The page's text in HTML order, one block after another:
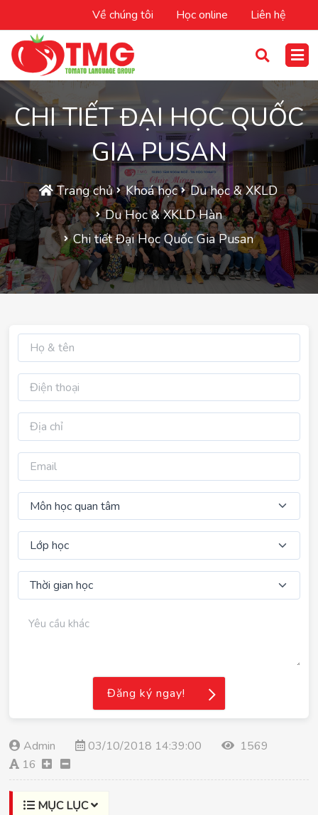
Về chúng tôi Học online Liên hệ
CHI TIẾT ĐẠI HỌC QUỐC
GIA PUSAN
Trang chủ Khoá học
Du học & XKLD
Du Học & XKLD Hàn
Chi tiết Đại Học Quốc Gia Pusan
Admin 03/10/2018 14:39:00
1569
16
MỤC LỤC
Đăng ký ngay!